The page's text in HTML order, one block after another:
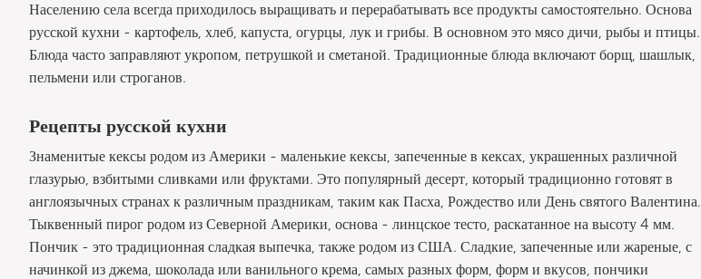
Населению села всегда приходилось выращивать и перерабатывать все продукты самостоятельно. Основа
русской кухни - картофель, хлеб, капуста, огурцы, лук и грибы. В основном это мясо дичи, рыбы и птицы.
Блюда часто заправляют укропом, петрушкой и сметаной. Традиционные блюда включают борщ, шашлык,
пельмени или строганов.
Рецепты русской кухни
Знаменитые кексы родом из Америки - маленькие кексы, запеченные в кексах, украшенных различной
глазурью, взбитыми сливками или фруктами. Это популярный десерт, который традиционно готовят в
англоязычных странах к различным праздникам, таким как Пасха, Рождество или День святого Валентина.
Тыквенный пирог родом из Северной Америки, основа - линцское тесто, раскатанное на высоту 4 мм.
Пончик - это традиционная сладкая выпечка, также родом из США. Сладкие, запеченные или жареные, с
начинкой из джема, шоколада или ванильного крема, самых разных форм, форм и вкусов, пончики